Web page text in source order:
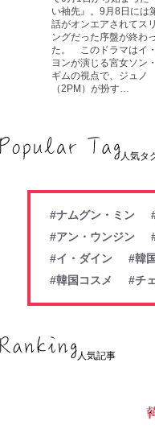
い袖先』。9月8日には
話がオンエアされてス
ングだった序盤が終わ
た。 このドラマはイ
ヨンが演じる宮女ソン
ギムの視点で、ジュノ
（2PM）が扮す…
人気タ
#ナムグン・ミン
#アン・ウンジン
#イ・ダイン
#韓
#韓国コスメ
#チ
人気記事